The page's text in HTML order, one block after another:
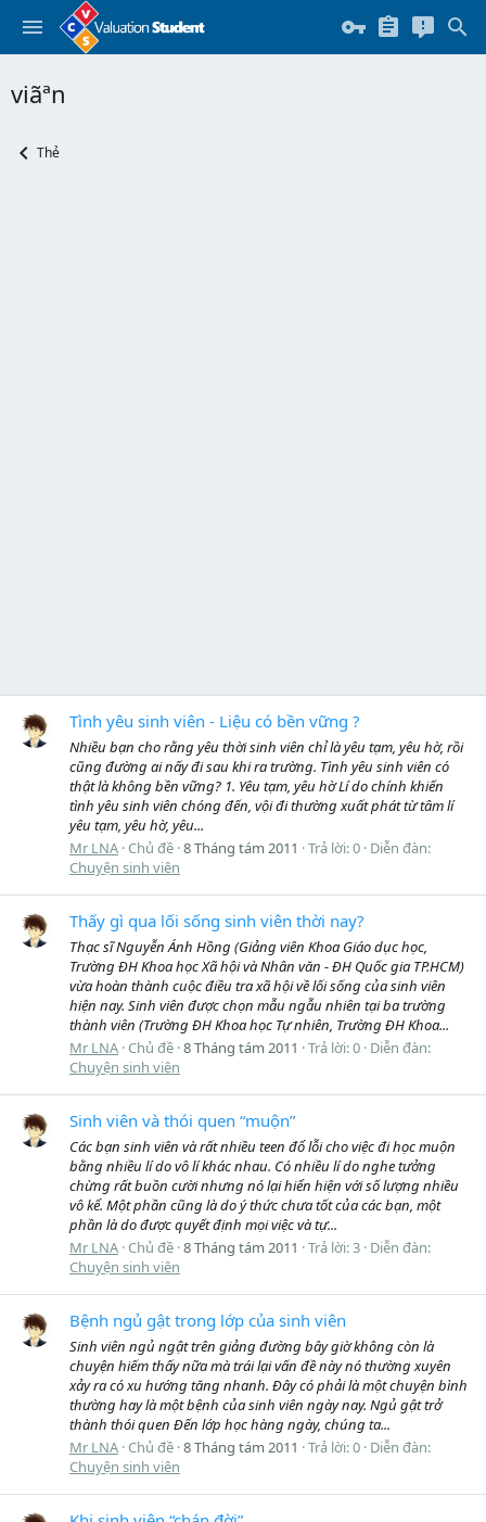
viãªn
Thẻ
Tình yêu sinh viên - Liệu có bền vững ?
Nhiều bạn cho rằng yêu thời sinh viên chỉ là yêu tạm, yêu hờ, rồi
cũng đường ai nấy đi sau khi ra trường. Tình yêu sinh viên có
thật là không bền vững? 1. Yêu tạm, yêu hờ Lí do chính khiến
tình yêu sinh viên chóng đến, vội đi thường xuất phát từ tâm lí
yêu tạm, yêu hờ, yêu...
Mr LNA Chủ đề 8 Tháng tám 2011 Trả lời: 0 Diễn đàn:
Chuyện sinh viên
Thấy gì qua lối sống sinh viên thời nay?
Thạc sĩ Nguyễn Ánh Hồng (Giảng viên Khoa Giáo dục học,
Trường ĐH Khoa học Xã hội và Nhân văn - ĐH Quốc gia TP.HCM)
vừa hoàn thành cuộc điều tra xã hội về lối sống của sinh viên
hiện nay. Sinh viên được chọn mẫu ngẫu nhiên tại ba trường
thành viên (Trường ĐH Khoa học Tự nhiên, Trường ĐH Khoa...
Mr LNA Chủ đề 8 Tháng tám 2011 Trả lời: 0 Diễn đàn:
Chuyện sinh viên
Sinh viên và thói quen “muộn”
Các bạn sinh viên và rất nhiều teen đổ lỗi cho việc đi học muộn
bằng nhiều lí do vô lí khác nhau. Có nhiều lí do nghe tưởng
chừng rất buồn cười nhưng nó lại hiển hiện với số lượng nhiều
vô kể. Một phần cũng là do ý thức chưa tốt của các bạn, một
phần là do được quyết định mọi việc và tự...
Mr LNA Chủ đề 8 Tháng tám 2011 Trả lời: 3 Diễn đàn:
Chuyện sinh viên
Bệnh ngủ gật trong lớp của sinh viên
Sinh viên ngủ ngật trên giảng đường bây giờ không còn là
chuyện hiếm thấy nữa mà trái lại vấn đề này nó thường xuyên
xảy ra có xu hướng tăng nhanh. Đây có phải là một chuyện bình
thường hay là một bệnh của sinh viên ngày nay. Ngủ gật trở
thành thói quen Đến lớp học hàng ngày, chúng ta...
Mr LNA Chủ đề 8 Tháng tám 2011 Trả lời: 0 Diễn đàn:
Chuyện sinh viên